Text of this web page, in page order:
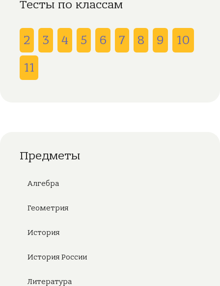
Тесты по классам
2 3 4 5 6 7 8 9
10
11
Предметы
Алгебра
Геометрия
История
История России
Литература